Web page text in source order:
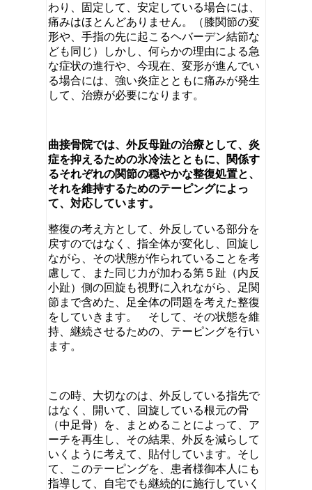
わり、固定して、安定している場合には、
痛みはほとんどありません。（膝関節の変
形や、手指の先に起こるヘバーデン結節な
ども同じ）しかし、何らかの理由による急
な症状の進行や、今現在、変形が進んでい
る場合には、強い炎症とともに痛みが発生
して、治療が必要になります。
曲接骨院では、外反母趾の治療として、炎
症を抑えるための氷冷法とともに、関係す
るそれぞれの関節の穏やかな整復処置と、
それを維持するためのテーピングによっ
て、対応しています。
整復の考え方として、外反している部分を
戻すのではなく、指全体が変化し、回旋し
ながら、その状態が作られていることを考
慮して、また同じ力が加わる第５趾（内反
小趾）側の回旋も視野に入れながら、足関
節まで含めた、足全体の問題を考えた整復
をしていきます。 そして、その状態を維
持、継続させるための、テーピングを行い
ます。
この時、大切なのは、外反している指先で
はなく、開いて、回旋している根元の骨
（中足骨）を、まとめることによって、ア
ーチを再生し、その結果、外反を減らして
いくように考えて、貼付しています。そし
て、このテーピングを、患者様御本人にも
指導して、自宅でも継続的に施行していく